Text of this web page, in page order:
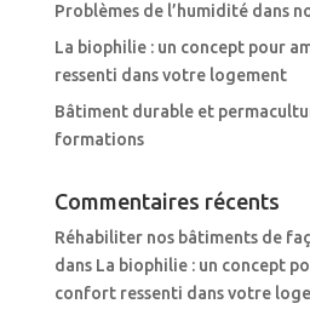
Problèmes de l’humidité dans
La biophilie : un concept pour
ressenti dans votre logement
Bâtiment durable et
formations
Commentaires récents
Réhabiliter nos bâtiments de
dans La biophilie : un concept
confort ressenti dans votre